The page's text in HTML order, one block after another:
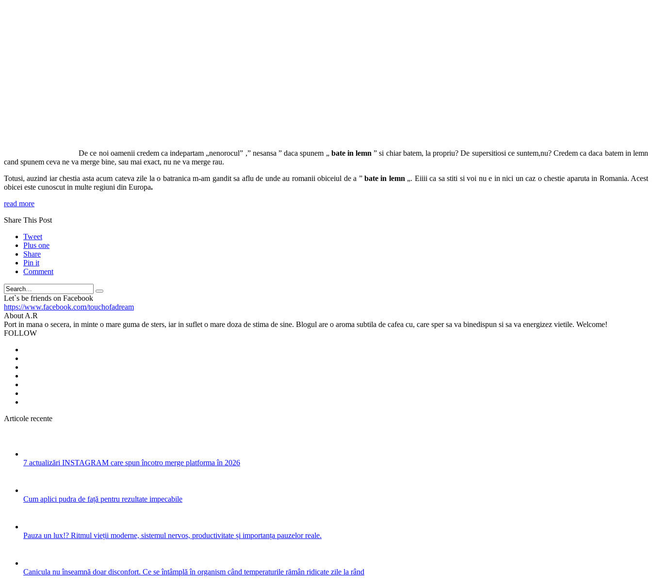
De ce noi oamenii credem ca indepartam „nenorocul” ,” nesansa ” daca spunem „bate in lemn ” si chiar batem, la propriu? De supersitiosi ce suntem,nu? Credem ca daca batem in lemn
cand spunem ceva ne va merge bine, sau mai exact, nu ne va merge rau.
Totusi, auzind iar chestia asta acum cateva zile la o batranica m-am gandit sa aflu de unde au romanii obiceiul de a ” bate in lemn „. Eiiii ca sa stiti si voi nu e in nici un caz o chestie aparuta in Romania. Acest
obicei este cunoscut in multe regiuni din Europa.
read more
Share This Post
Tweet
Plus one
Share
Pin it
Comment
Search
Let`s be friends on Facebook
https://www.facebook.com/touchofadream
About A.R
Port in mana o secera, in minte o mare guma de sters, iar in suflet o mare doza de stima de sine. Blogul are o aroma subtila de cafea cu, care sper sa va binedispun si sa va energizez vietile. Welcome!
FOLLOW
Articole recente
7 actualizări INSTAGRAM care spun încotro merge platforma în 2026
Cum aplici pudra de față pentru rezultate impecabile
Pauza un lux!? Ritmul vieții moderne, sistemul nervos, productivitate și importanța pauzelor reale.
Canicula nu înseamnă doar disconfort. Ce se întâmplă în organism când temperaturile rămân ridicate zile la rând